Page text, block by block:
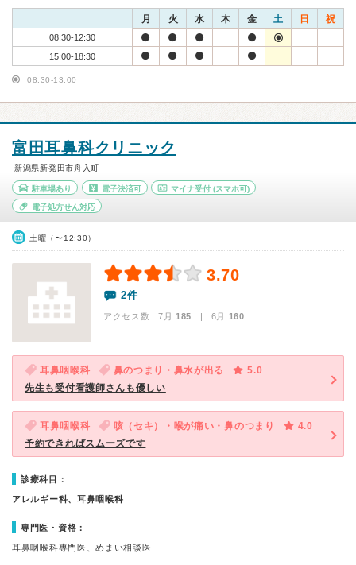
月 火 水 木 金 土 日 祝
08:30-12:30
15:00-18:30
08:30-13:00
富田耳鼻科クリニック
新潟県新発田市舟入町
駐車場あり 電子決済可 マイナ受付 (スマホ可)
電子処方せん対応
土曜（〜12:30）
3.70
2件
アクセス数 7月:185 | 6月:160
耳鼻咽喉科 鼻のつまり・鼻水が出る
5.0
先生も受付看護師さんも優しい
耳鼻咽喉科 咳（セキ）・喉が痛い・鼻のつまり
4.0
予約できればスムーズです
診療科目：
アレルギー科、耳鼻咽喉科
専門医・資格：
耳鼻咽喉科専門医、めまい相談医